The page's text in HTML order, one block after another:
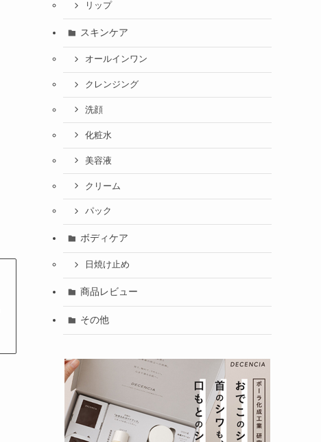
リップ
スキンケア
オールインワン
クレンジング
洗顔
化粧水
美容液
クリーム
パック
ボディケア
日焼け止め
商品レビュー
その他